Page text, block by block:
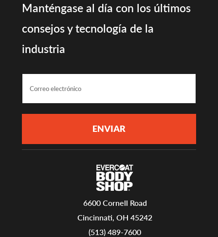
Manténgase al día con los últimos
consejos y tecnología de la
industria
6600 Cornell Road
Cincinnati, OH 45242
(513) 489-7600